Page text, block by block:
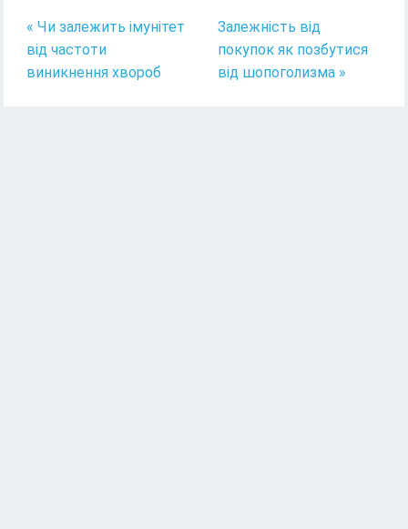
« Чи залежить імунітет
від частоти
виникнення хвороб
Залежність від
покупок як позбутися
від шопоголизма »